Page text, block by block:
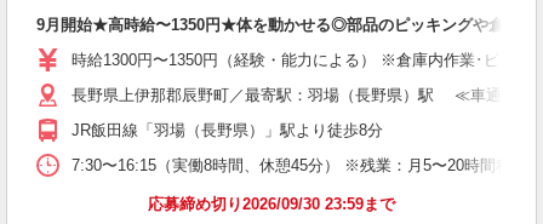
9月開始★高時給〜1350円★体を動かせる◎部品のピッキングや倉庫内
時給1300円〜1350円（経験・能力による） ※倉庫内作業･ピッキ
長野県上伊那郡辰野町／最寄駅：羽場（長野県）駅 ≪車通勤
JR飯田線「羽場（長野県）」駅より徒歩8分
7:30〜16:15（実働8時間、休憩45分） ※残業：月5〜20時間程
応募締め切り2026/09/30 23:59まで